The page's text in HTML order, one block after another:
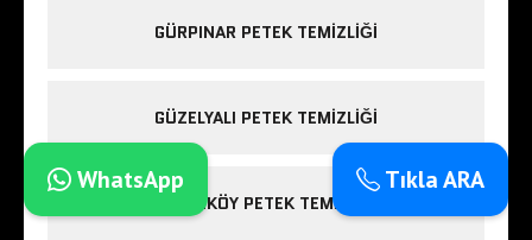
GÜRPINAR PETEK TEMIZLIĞI
GÜZELYALI PETEK TEMIZLIĞI
HADIMKÖY PETEK TEMIZLIĞI
Tıkla ARA
WhatsApp